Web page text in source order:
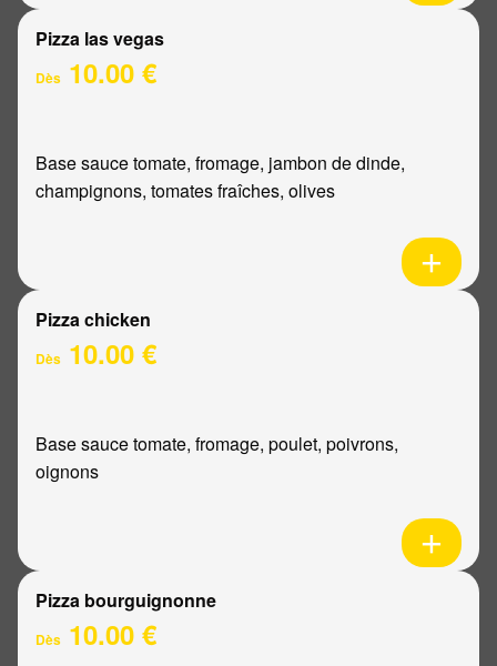
Pizza las vegas
Dès 10.00 €
Base sauce tomate, fromage, jambon de dinde,
champignons, tomates fraîches, olives
Pizza chicken
Dès 10.00 €
Base sauce tomate, fromage, poulet, poivrons,
oignons
Pizza bourguignonne
Dès 10.00 €